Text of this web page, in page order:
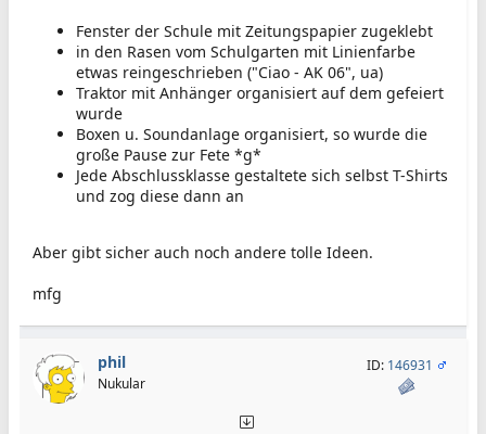
Fenster der Schule mit Zeitungspapier zugeklebt
in den Rasen vom Schulgarten mit Linienfarbe
etwas reingeschrieben ("Ciao - AK 06", ua)
Traktor mit Anhänger organisiert auf dem gefeiert
wurde
Boxen u. Soundanlage organisiert, so wurde die
große Pause zur Fete *g*
Jede Abschlussklasse gestaltete sich selbst T-Shirts
und zog diese dann an
Aber gibt sicher auch noch andere tolle Ideen.
mfg
phil
Nukular
ID: 146931